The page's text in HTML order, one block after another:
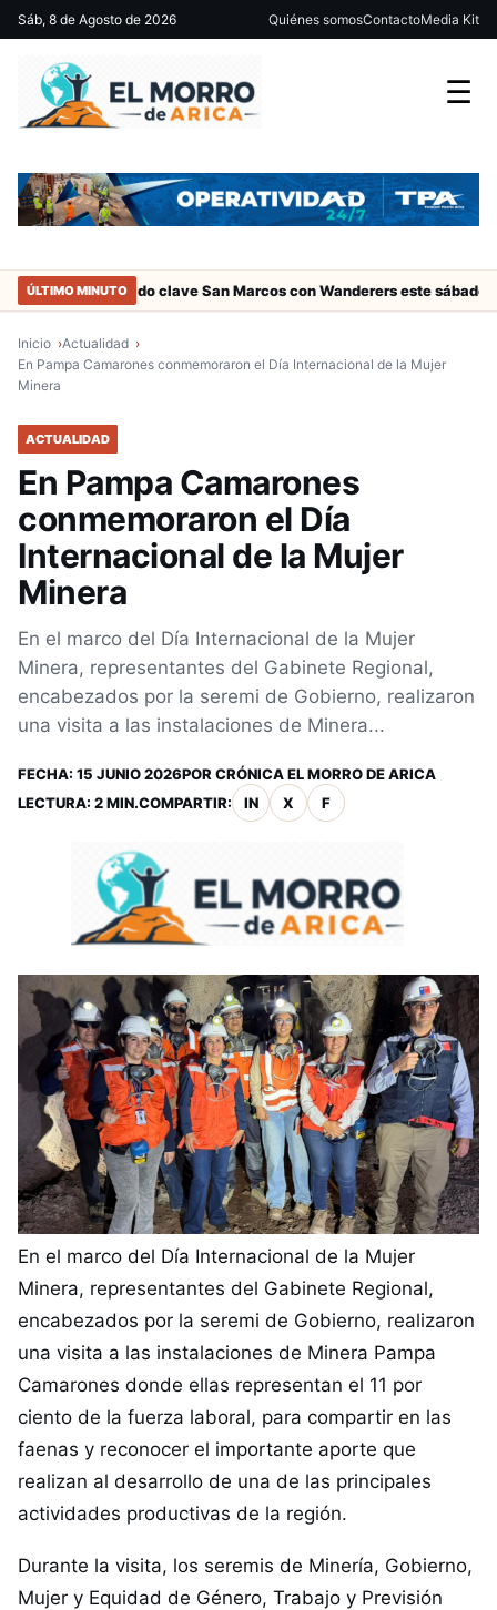
Sáb, 8 de Agosto de 2026 Quiénes somosContactoMedia Kit
☰
ÚLTIMO MINUTO
Partido clave San Marcos con Wanderers este sábado a las 15
Inicio
Actualidad
En Pampa Camarones conmemoraron el Día Internacional de la Mujer
Minera
ACTUALIDAD
En Pampa Camarones
conmemoraron el Día
Internacional de la Mujer
Minera
En el marco del Día Internacional de la Mujer
Minera, representantes del Gabinete Regional,
encabezados por la seremi de Gobierno, realizaron
una visita a las instalaciones de Minera...
FECHA: 15 JUNIO 2026POR CRÓNICA EL MORRO DE ARICA
LECTURA: 2 MIN.COMPARTIR: IN X F
En el marco del Día Internacional de la Mujer
Minera, representantes del Gabinete Regional,
encabezados por la seremi de Gobierno, realizaron
una visita a las instalaciones de Minera Pampa
Camarones donde ellas representan el 11 por
ciento de la fuerza laboral, para compartir en las
faenas y reconocer el importante aporte que
realizan al desarrollo de una de las principales
actividades productivas de la región.
Durante la visita, los seremis de Minería, Gobierno,
Mujer y Equidad de Género, Trabajo y Previsión